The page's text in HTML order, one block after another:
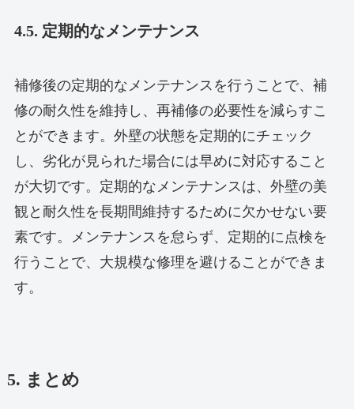
4.5. 定期的なメンテナンス
補修後の定期的なメンテナンスを行うことで、補
修の耐久性を維持し、再補修の必要性を減らすこ
とができます。外壁の状態を定期的にチェック
し、劣化が見られた場合には早めに対応すること
が大切です。定期的なメンテナンスは、外壁の美
観と耐久性を長期間維持するために欠かせない要
素です。メンテナンスを怠らず、定期的に点検を
行うことで、大規模な修理を避けることができま
す。
5. まとめ